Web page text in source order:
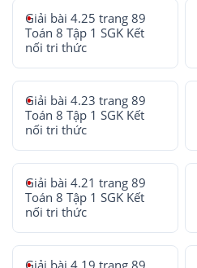
Giải bài 4.25 trang 89
Toán 8 Tập 1 SGK Kết
nối tri thức
Giải bài 4.23 trang 89
Toán 8 Tập 1 SGK Kết
nối tri thức
Giải bài 4.21 trang 89
Toán 8 Tập 1 SGK Kết
nối tri thức